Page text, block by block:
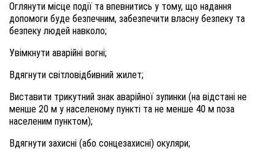
Оглянути місце події та впевнитись у тому, що надання
допомоги буде безпечним, забезпечити власну безпеку та
безпеку людей навколо;
Увімкнути аварійні вогні;
Вдягнути світловідбивний жилет;
Виставити трикутний знак аварійної зупинки (на відстані не
менше 20 м у населеному пункті та не менше 40 м поза
населеним пунктом);
Вдягнути захисні (або сонцезахисні) окуляри;